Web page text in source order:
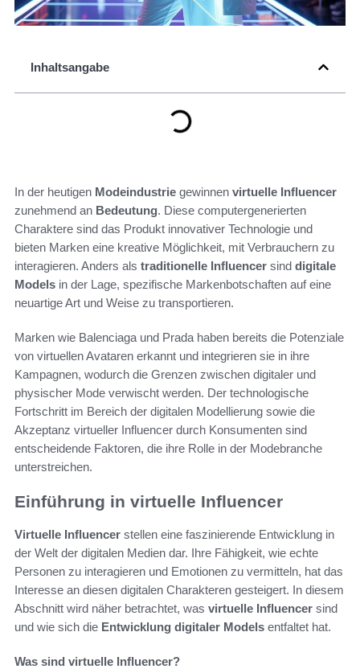
Inhaltsangabe
In der heutigen Modeindustrie gewinnen virtuelle Influencer
zunehmend an Bedeutung. Diese computergenerierten
Charaktere sind das Produkt innovativer Technologie und
bieten Marken eine kreative Möglichkeit, mit Verbrauchern zu
interagieren. Anders als traditionelle Influencer sind digitale
Models in der Lage, spezifische Markenbotschaften auf eine
neuartige Art und Weise zu transportieren.
Marken wie Balenciaga und Prada haben bereits die Potenziale
von virtuellen Avataren erkannt und integrieren sie in ihre
Kampagnen, wodurch die Grenzen zwischen digitaler und
physischer Mode verwischt werden. Der technologische
Fortschritt im Bereich der digitalen Modellierung sowie die
Akzeptanz virtueller Influencer durch Konsumenten sind
entscheidende Faktoren, die ihre Rolle in der Modebranche
unterstreichen.
Einführung in virtuelle Influencer
Virtuelle Influencer stellen eine faszinierende Entwicklung in
der Welt der digitalen Medien dar. Ihre Fähigkeit, wie echte
Personen zu interagieren und Emotionen zu vermitteln, hat das
Interesse an diesen digitalen Charakteren gesteigert. In diesem
Abschnitt wird näher betrachtet, was virtuelle Influencer sind
und wie sich die Entwicklung digitaler Models entfaltet hat.
Was sind virtuelle Influencer?